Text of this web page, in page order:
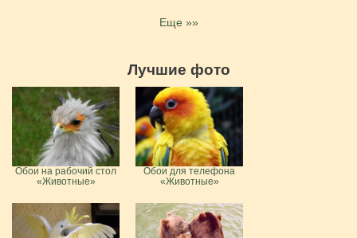
Еще »»
Лучшие фото
Обои на рабочий стол
«Животные»
Обои для телефона
«Животные»